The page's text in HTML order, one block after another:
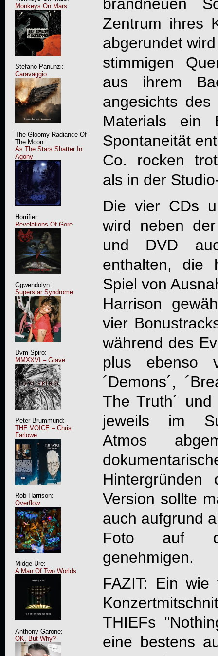
Monkeys On Mars
Stefano Panunzi:
Caravaggio
The Gloomy Radiance Of
The Moon:
As The Stars Shatter In
Agony
Horrifier:
Revelations Of Gore
Ggwendolyn:
Superstar Syndrome
Dvm Spiro:
MMXXVI – Grave
Peter Brummund:
THE VOICE – Chris
Farlowe
Rob Harrison:
Overflow
Midge Ure:
A Man Of Two Worlds
Anthony Garone:
OK, But Why?
brandneuen
Zentrum ihres
abgerundet
stimmigen
aus ihrem
angesichts des
Materials ein
Spontaneität
Co. rocken
als in der
Die vier CDs
wird neben
und DVD
enthalten, die
Spiel von
Harrison
vier
während des
plus ebenso
´Demons´,
The Truth´ und
jeweils im
Atmos
Hintergründen
Version sollte
auch aufgrund
Foto auf
genehmigen.
FAZIT: Ein wie
THIEFs "
eine bestens